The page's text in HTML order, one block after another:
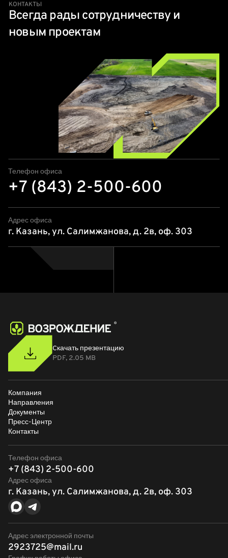
КОНТАКТЫ
Всегда рады сотрудничеству и
новым проектам
Адрес офиса
г. Казань, ул. Салимжанова, д. 2в, оф. 303
Телефон офиса
+7 (843) 2-500-600
Cкачать презентацию
PDF, 2.05 MB
Компания
Направления
Документы
Пресс-Центр
Контакты
Телефон офиса
+7 (843) 2-500-600
Адрес офиса
г. Казань, ул. Салимжанова, д. 2в, оф. 303
Адрес электронной почты
2923725@mail.ru